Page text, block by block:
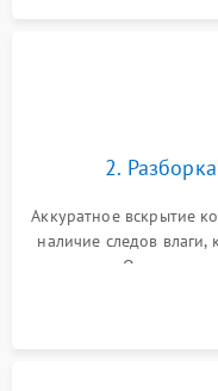
2.
Аккуратное вскрытие
наличие следов
элементов. Оценка
кулера и